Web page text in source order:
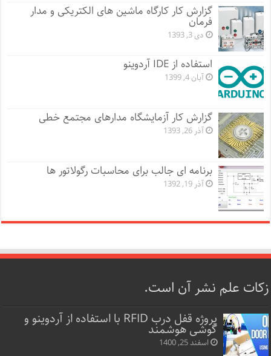
گزارش کار کارگاه ماشین های الکتریکی و مدار
فرمان
دی 3, 1393
استفاده از IDE آردوینو
آبان 4, 1399
گزارش کار آزمایشگاه مدارهای مجتمع خطی
آذر 26, 1393
برنامه ای جالب برای محاسبات رگولاتور ها
آذر 19, 1392
زکات علم نشر آن است.
پروژه قفل‌ درب RFID با استفاده از آردوینو و
گوشی هوشمند
اسفند 25, 1400